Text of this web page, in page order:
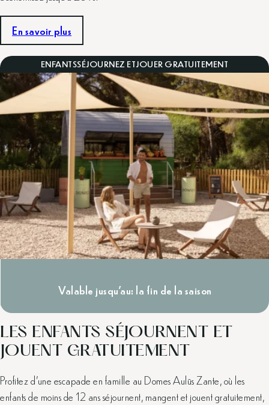
En savoir plus
LES ENFANTS SÉJOURNENT ET
JOUENT GRATUITEMENT
Profitez d’une escapade en famille au Domes Aulūs Zante, où les
enfants de moins de 12 ans séjournent, mangent et jouent gratuitement,
ENFANTSSÉJOURNEZ ETJOUER GRATUITEMENT
Valable jusqu'au: la fin de la saison